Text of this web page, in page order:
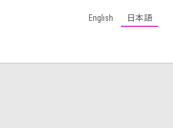
English 日本語